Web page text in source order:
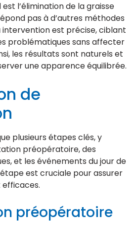
l’élimination de la graisse
pas à d’autres méthodes
intervention est précise, ciblant
problématiques sans affecter
les résultats sont naturels et
une apparence équilibrée.
de
plusieurs étapes clés, y
préopératoire, des
et les événements du jour de
est cruciale pour assurer
préopératoire